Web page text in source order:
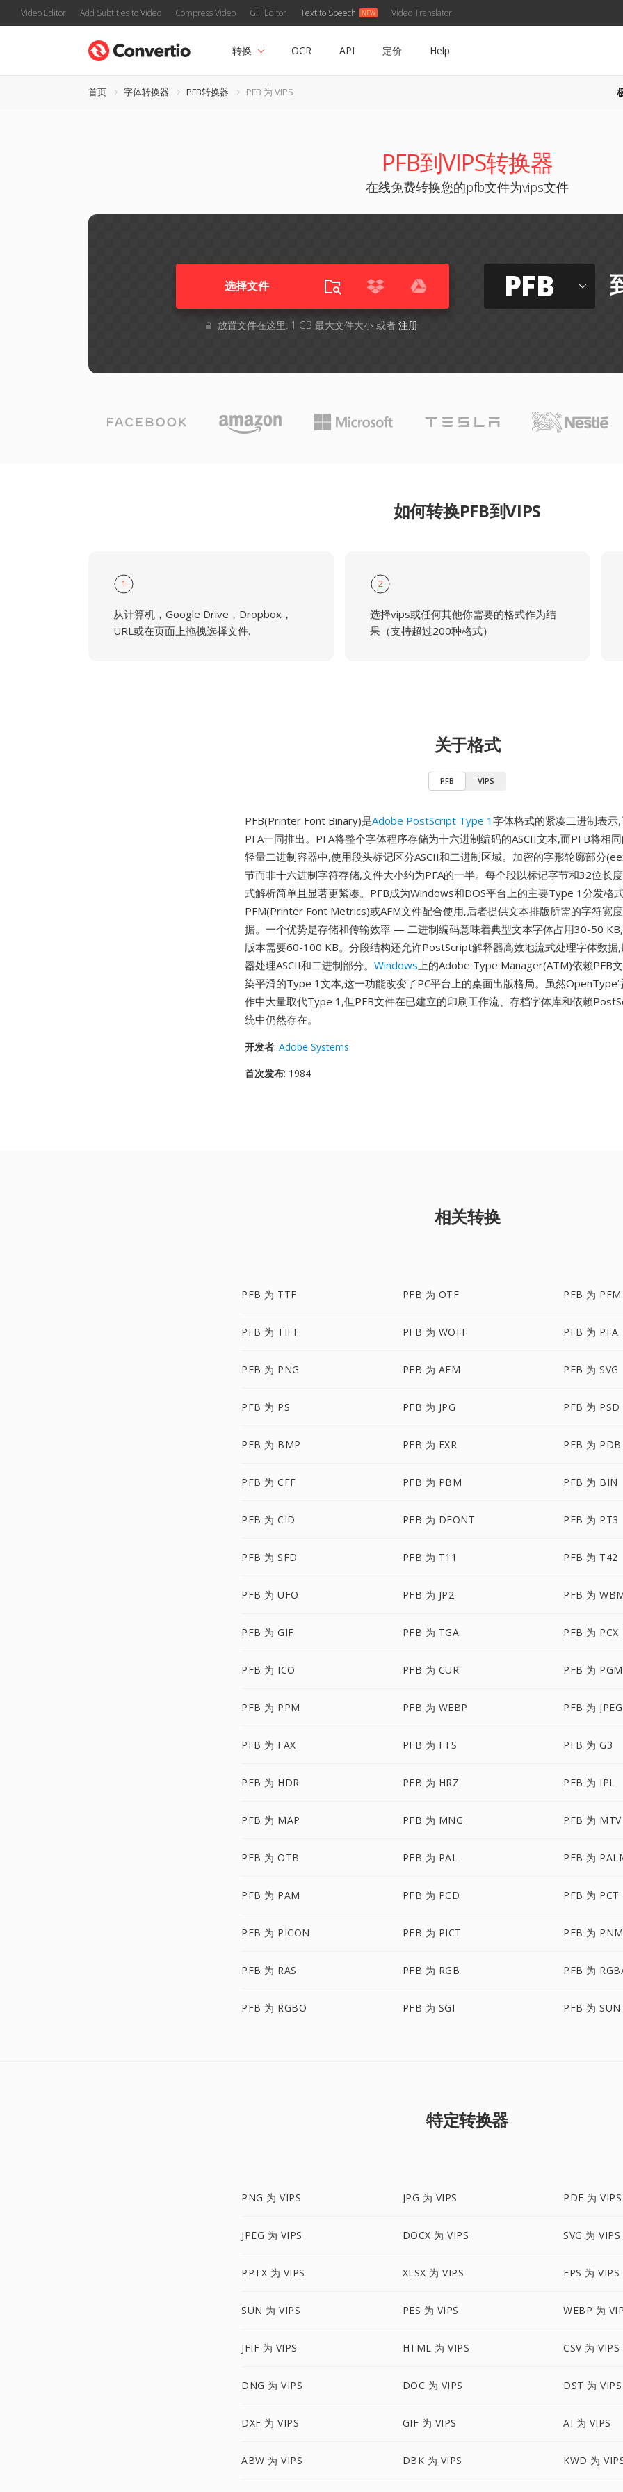
Video Editor Add Subtitles to Video Compress Video GIF Editor Text to Speech Video Translator
转换 OCR API 定价 Help
首页 字体转换器 PFB转换器 PFB 为 VIPS
PFB到VIPS转换器
在线免费转换您的pfb文件为vips文件
选择文件
放置文件在这里. 1 GB 最大文件大小 或者 注册
PFB
如何转换PFB到VIPS
1
从计算机，Google Drive，Dropbox，
URL或在页面上拖拽选择文件.
2
选择vips或任何其他你需要的格式作为结
果（支持超过200种格式）
关于格式
PFB VIPS
PFB(Printer Font Binary)是Adobe PostScript Type 1 字体格式的紧凑二进制表示
PFA一同推出。PFA将整个字体程序存储为十六进制编码的ASCII文本,而PFB将相
轻量二进制容器中,使用段头标记区分ASCII和二进制区域。加密的字形轮廓部分
节而非十六进制字符存储,文件大小约为PFA的一半。每个段以标记字节和32位长
式解析简单且显著更紧凑。PFB成为Windows和DOS平台上的主要Type 1分发格
PFM(Printer Font Metrics)或AFM文件配合使用,后者提供文本排版所需的字符宽
据。一个优势是存储和传输效率 — 二进制编码意味着典型文本字体占用30-50
版本需要60-100 KB。分段结构还允许PostScript解释器高效地流式处理字体数据
器处理ASCII和二进制部分。 Windows上的Adobe Type Manager(ATM)依赖PFB
染平滑的Type 1文本,这一功能改变了PC平台上的桌面出版格局。虽然OpenType
作中大量取代Type 1,但PFB文件在已建立的印刷工作流、存档字体库和依赖
统中仍然存在。
开发者: Adobe Systems
首次发布: 1984
相关转换
PFB 为 TTF PFB 为 OTF PFB 为 PFM
PFB 为 TIFF PFB 为 WOFF PFB 为 PFA
PFB 为 PNG PFB 为 AFM PFB 为 SVG
PFB 为 PS PFB 为 JPG PFB 为 PSD
PFB 为 BMP PFB 为 EXR PFB 为 PDB
PFB 为 CFF PFB 为 PBM PFB 为 BIN
PFB 为 CID PFB 为 DFONT PFB 为 PT3
PFB 为 SFD PFB 为 T11 PFB 为 T42
PFB 为 UFO PFB 为 JP2 PFB 为
PFB 为 GIF PFB 为 TGA PFB 为 PCX
PFB 为 ICO PFB 为 CUR PFB 为 PGM
PFB 为 PPM PFB 为 WEBP PFB 为 JPEG
PFB 为 FAX PFB 为 FTS PFB 为 G3
PFB 为 HDR PFB 为 HRZ PFB 为 IPL
PFB 为 MAP PFB 为 MNG PFB 为 MTV
PFB 为 OTB PFB 为 PAL PFB 为
PFB 为 PAM PFB 为 PCD PFB 为 PCT
PFB 为 PICON PFB 为 PICT PFB 为 PNM
PFB 为 RAS PFB 为 RGB PFB 为
PFB 为 RGBO PFB 为 SGI PFB 为 SUN
特定转换器
PNG 为 VIPS JPG 为 VIPS PDF 为 VIPS
JPEG 为 VIPS DOCX 为 VIPS SVG 为 VIPS
PPTX 为 VIPS XLSX 为 VIPS EPS 为 VIPS
SUN 为 VIPS PES 为 VIPS WEBP 为
JFIF 为 VIPS HTML 为 VIPS CSV 为 VIPS
DNG 为 VIPS DOC 为 VIPS DST 为 VIPS
DXF 为 VIPS GIF 为 VIPS AI 为 VIPS
ABW 为 VIPS DBK 为 VIPS KWD 为